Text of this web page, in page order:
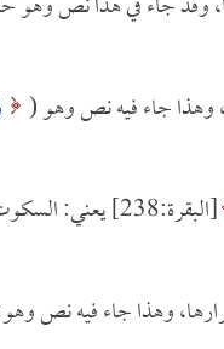
وهذا جاء فيه نص وهو (
[البقرة:238]
وهذا جاء فيه نص